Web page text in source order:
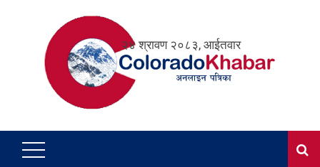
२४ श्रावण २०८३, आईतवार